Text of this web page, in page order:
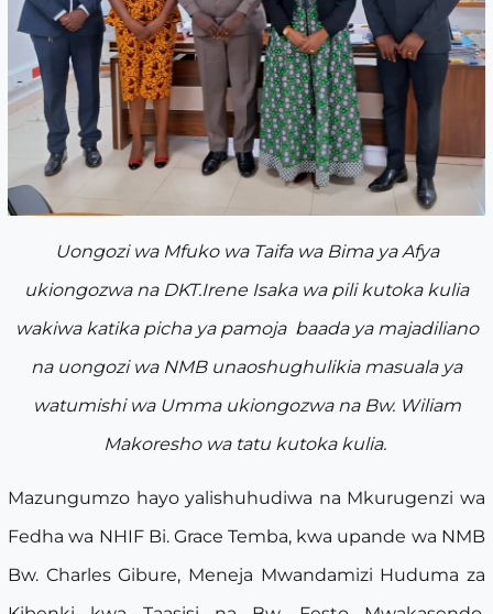
Uongozi wa Mfuko wa Taifa wa Bima ya Afya
ukiongozwa na DKT.Irene Isaka wa pili kutoka kulia
wakiwa katika picha ya pamoja baada ya majadiliano
na uongozi wa NMB unaoshughulikia masuala ya
watumishi wa Umma ukiongozwa na Bw. Wiliam
Makoresho wa tatu kutoka kulia.
Mazungumzo hayo yalishuhudiwa na Mkurugenzi wa
Fedha wa NHIF Bi. Grace Temba, kwa upande wa NMB
Bw. Charles Gibure, Meneja Mwandamizi Huduma za